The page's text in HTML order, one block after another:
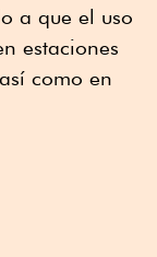
a que el uso
estaciones
como en